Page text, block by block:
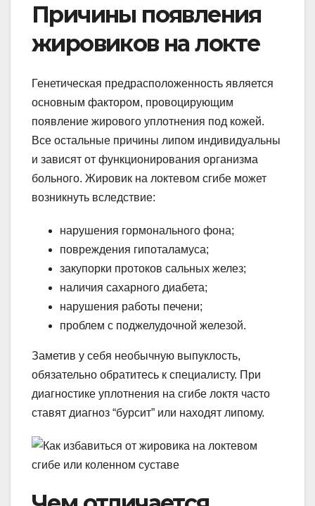
Причины появления
жировиков на локте
Генетическая предрасположенность является
основным фактором, провоцирующим
появление жирового уплотнения под кожей.
Все остальные причины липом индивидуальны
и зависят от функционирования организма
больного. Жировик на локтевом сгибе может
возникнуть вследствие:
нарушения гормонального фона;
повреждения гипоталамуса;
закупорки протоков сальных желез;
наличия сахарного диабета;
нарушения работы печени;
проблем с поджелудочной железой.
Заметив у себя необычную выпуклость,
обязательно обратитесь к специалисту. При
диагностике уплотнения на сгибе локтя часто
ставят диагноз “бурсит” или находят липому.